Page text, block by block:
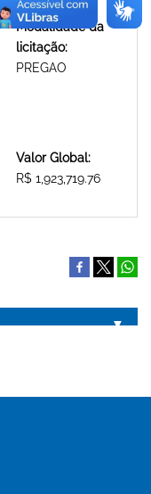
Modalidade da
licitação:
PREGAO
Valor Global:
R$ 1,923,719.76